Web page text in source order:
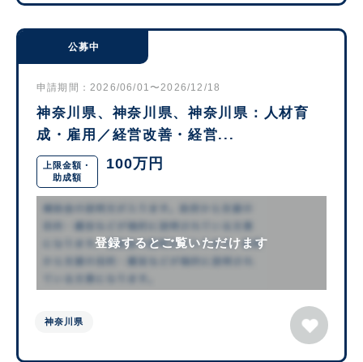
公募中
申請期間：2026/06/01〜2026/12/18
神奈川県、神奈川県、神奈川県：人材育
成・雇用／経営改善・経営...
上限金額・
助成額
100万円
登録するとご覧いただけます
神奈川県